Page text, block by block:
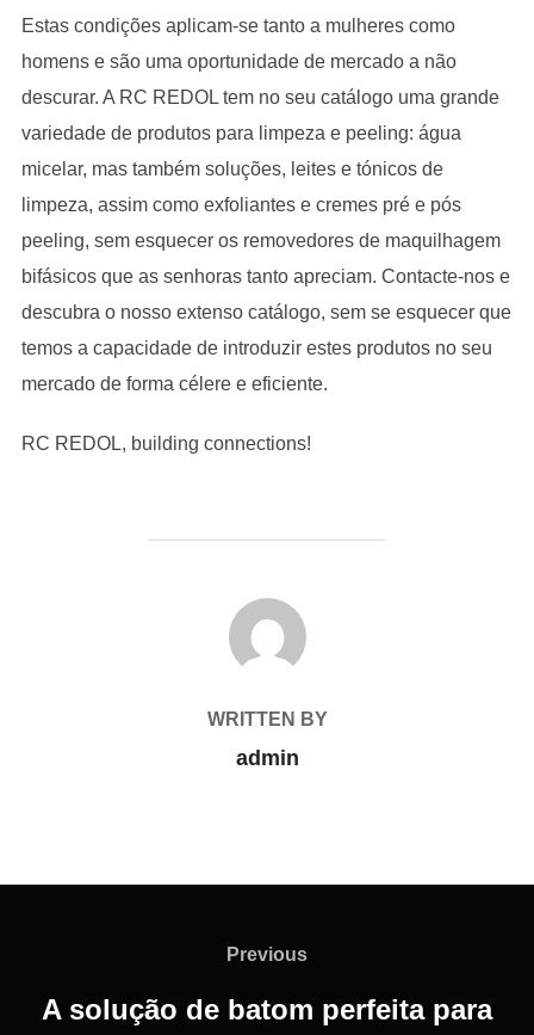
Estas condições aplicam-se tanto a mulheres como
homens e são uma oportunidade de mercado a não
descurar. A RC REDOL tem no seu catálogo uma grande
variedade de produtos para limpeza e peeling: água
micelar, mas também soluções, leites e tónicos de
limpeza, assim como exfoliantes e cremes pré e pós
peeling, sem esquecer os removedores de maquilhagem
bifásicos que as senhoras tanto apreciam. Contacte-nos e
descubra o nosso extenso catálogo, sem se esquecer que
temos a capacidade de introduzir estes produtos no seu
mercado de forma célere e eficiente.
RC REDOL, building connections!
POST AUTHOR
WRITTEN BY
admin
Previous
A solução de batom perfeita para